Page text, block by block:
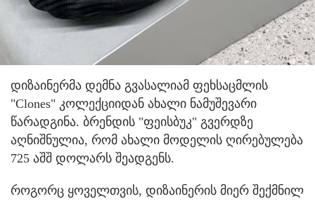
დიზაინერმა დემნა გვასალიამ ფეხსაცმლის
"Clones" კოლექციიდან ახალი ნამუშევარი
წარადგინა. ბრენდის "ფეისბუკ" გვერდზე
აღნიშნულია, რომ ახალი მოდელის ღირებულება
725 აშშ დოლარს შეადგენს.
როგორც ყოველთვის, დიზაინერის მიერ შექმნილ